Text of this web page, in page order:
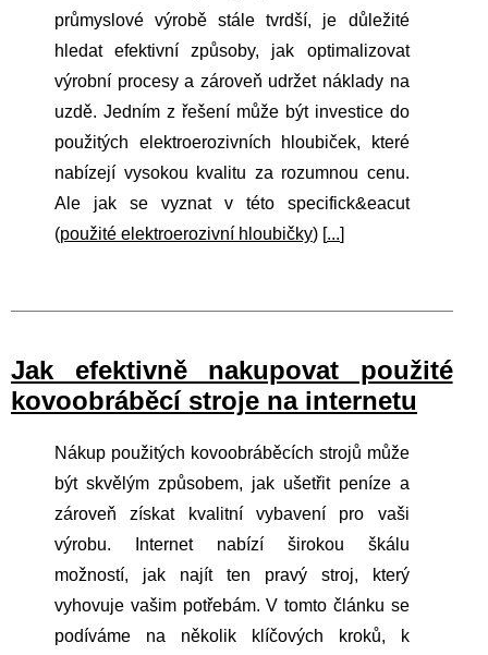
průmyslové výrobě stále tvrdší, je důležité
hledat efektivní způsoby, jak optimalizovat
výrobní procesy a zároveň udržet náklady na
uzdě. Jedním z řešení může být investice do
použitých elektroerozivních hloubiček, které
nabízejí vysokou kvalitu za rozumnou cenu.
Ale jak se vyznat v této specifick&eacut
(použité elektroerozivní hloubičky) [...]
Jak efektivně nakupovat použité
kovoobráběcí stroje na internetu
Nákup použitých kovoobráběcích strojů může
být skvělým způsobem, jak ušetřit peníze a
zároveň získat kvalitní vybavení pro vaši
výrobu. Internet nabízí širokou škálu
možností, jak najít ten pravý stroj, který
vyhovuje vašim potřebám. V tomto článku se
podíváme na několik klíčových kroků, k